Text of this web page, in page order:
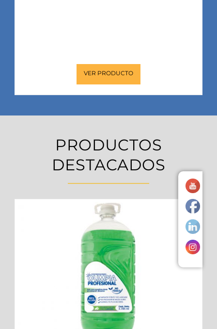
VER PRODUCTO
PRODUCTOS
DESTACADOS